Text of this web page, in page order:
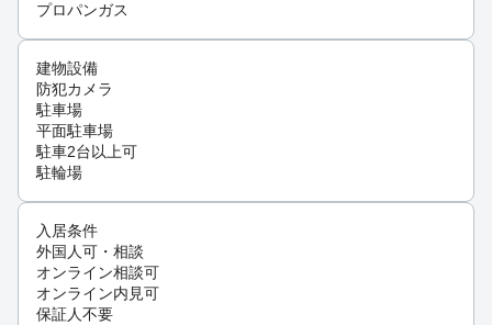
プロパンガス
建物設備
防犯カメラ
駐車場
平面駐車場
駐車2台以上可
駐輪場
入居条件
外国人可・相談
オンライン相談可
オンライン内見可
保証人不要